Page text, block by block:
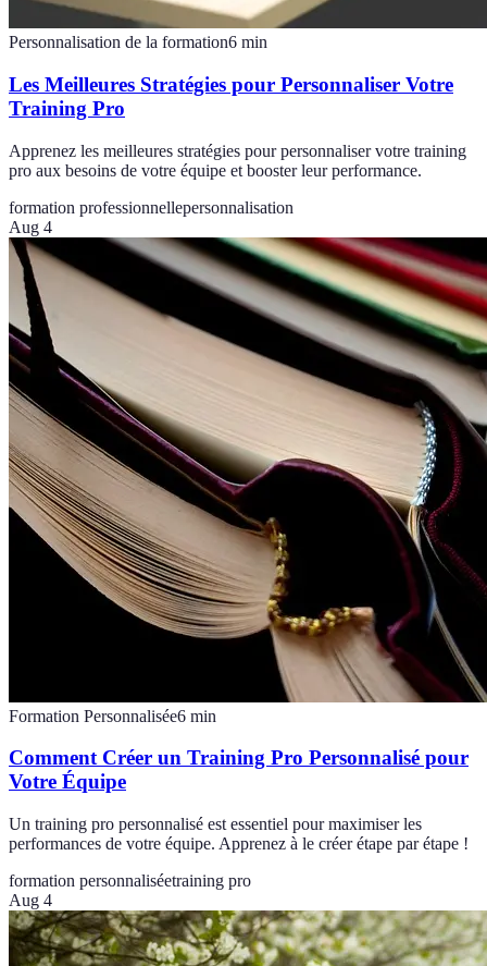
Personnalisation de la formation6 min
Les Meilleures Stratégies pour Personnaliser Votre
Training Pro
Apprenez les meilleures stratégies pour personnaliser votre training
pro aux besoins de votre équipe et booster leur performance.
formation professionnellepersonnalisation
Aug 4
Formation Personnalisée6 min
Comment Créer un Training Pro Personnalisé pour
Votre Équipe
Un training pro personnalisé est essentiel pour maximiser les
performances de votre équipe. Apprenez à le créer étape par étape !
formation personnaliséetraining pro
Aug 4